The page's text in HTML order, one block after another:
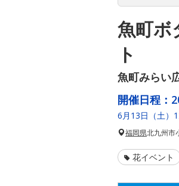
魚町ボ
ト
魚町みらい
開催日程：
6月13日（土）
福岡県北九州市
花イベント